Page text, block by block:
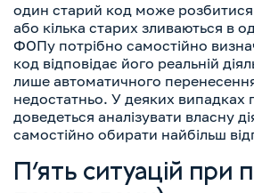
один старий код може розбитися
або кілька старих зливаються в
ФОПу потрібно самостійно
код відповідає його реальній
лише автоматичного
недостатньо. У деяких випадках
доведеться аналізувати власну
самостійно обирати найбільш
П’ять ситуацій при